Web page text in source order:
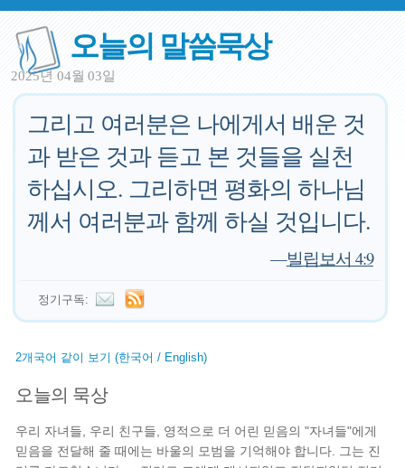
오늘의 말씀묵상
2025년 04월 03일
그리고 여러분은 나에게서 배운 것
과 받은 것과 듣고 본 것들을 실천
하십시오. 그리하면 평화의 하나님
께서 여러분과 함께 하실 것입니다.
—빌립보서 4:9
정기구독:
2개국어 같이 보기 (한국어 / English)
오늘의 묵상
우리 자녀들, 우리 친구들, 영적으로 더 어린 믿음의 "자녀들"에게
믿음을 전달해 줄 때에는 바울의 모범을 기억해야 합니다. 그는 진